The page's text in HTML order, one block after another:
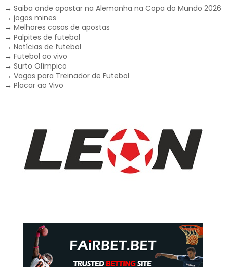
→ Saiba onde apostar na Alemanha na Copa do Mundo 2026
→ jogos mines
→ Melhores casas de apostas
→ Palpites de futebol
→ Notícias de futebol
→ Futebol ao vivo
→ Surto Olímpico
→ Vagas para Treinador de Futebol
→ Placar ao Vivo